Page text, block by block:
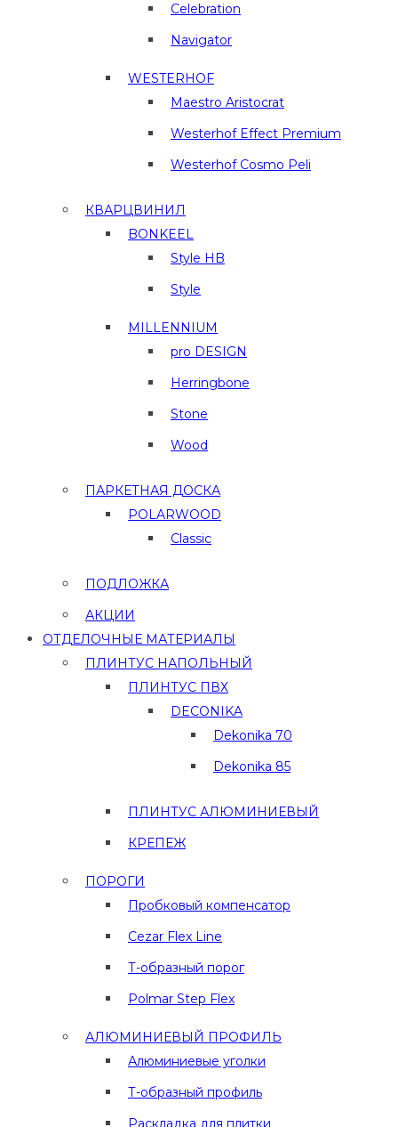
Celebration
Navigator
WESTERHOF
Maestro Aristocrat
Westerhof Effect Premium
Westerhof Cosmo Peli
КВАРЦВИНИЛ
BONKEEL
Style HB
Style
MILLENNIUM
pro DESIGN
Herringbone
Stone
Wood
ПАРКЕТНАЯ ДОСКА
POLARWOOD
Classic
ПОДЛОЖКА
АКЦИИ
ОТДЕЛОЧНЫЕ МАТЕРИАЛЫ
ПЛИНТУС НАПОЛЬНЫЙ
ПЛИНТУС ПВХ
DECONIKA
Dekonika 70
Dekonika 85
ПЛИНТУС АЛЮМИНИЕВЫЙ
КРЕПЕЖ
ПОРОГИ
Пробковый компенсатор
Cezar Flex Line
Т-образный порог
Polmar Step Flex
АЛЮМИНИЕВЫЙ ПРОФИЛЬ
Алюминиевые уголки
Т-образный профиль
Раскладка для плитки